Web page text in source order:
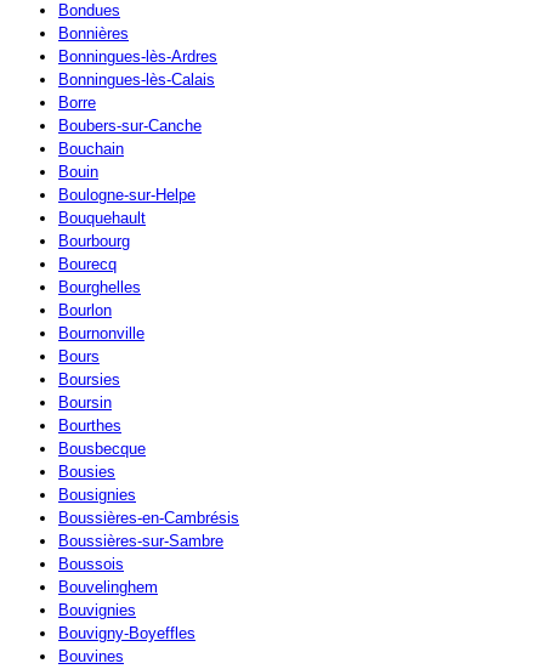
Bondues
Bonnières
Bonningues-lès-Ardres
Bonningues-lès-Calais
Borre
Boubers-sur-Canche
Bouchain
Bouin
Boulogne-sur-Helpe
Bouquehault
Bourbourg
Bourecq
Bourghelles
Bourlon
Bournonville
Bours
Boursies
Boursin
Bourthes
Bousbecque
Bousies
Bousignies
Boussières-en-Cambrésis
Boussières-sur-Sambre
Boussois
Bouvelinghem
Bouvignies
Bouvigny-Boyeffles
Bouvines